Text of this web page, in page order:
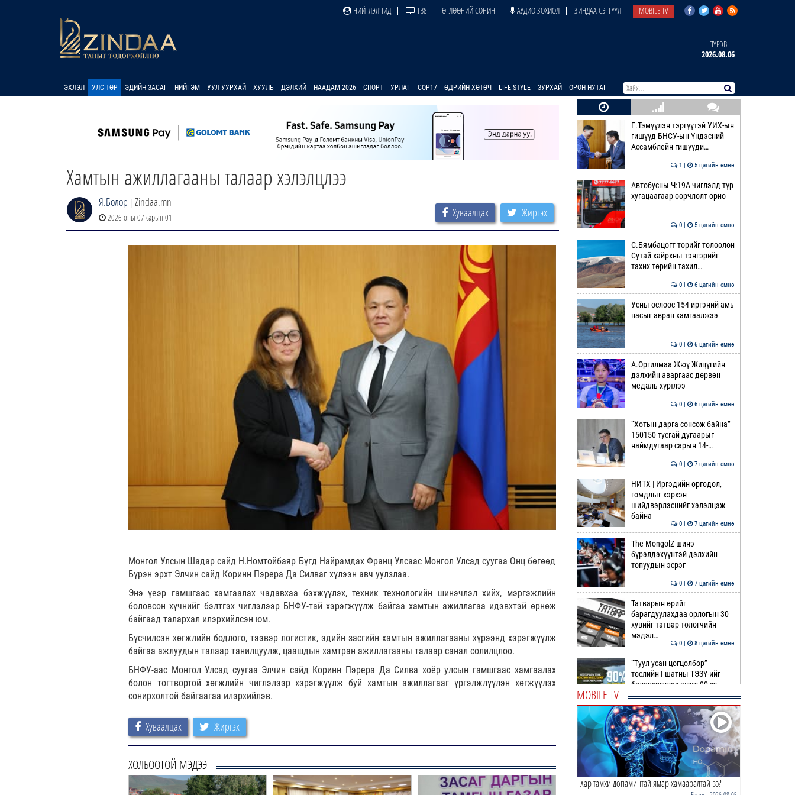
НИЙТЛЭЛЧИД ТВ8 ӨГЛӨӨНИЙ СОНИН АУДИО ЗОХИОЛ ЗИНДАА СЭТГҮҮЛ MOBILE TV
ПҮРЭВ
2026.08.06
ЭХЛЭЛ УЛС ТӨР ЭДИЙН ЗАСАГ НИЙГЭМ УУЛ УУРХАЙ ХУУЛЬ ДЭЛХИЙ НААДАМ-2026 СПОРТ УРЛАГ COP17 ӨДРИЙН ХӨТӨЧ LIFE STYLE ЗУРХАЙ ОРОН НУТАГ
Хамтын ажиллагааны талаар хэлэлцлээ
Я.Болор | Zindaa.mn
2026 оны 07 сарын 01 Хуваалцах Жиргэх
Монгол Улсын Шадар сайд Н.Номтойбаяр Бүгд Найрамдах Франц Улсаас Монгол Улсад суугаа Онц бөгөөд
Бүрэн эрхт Элчин сайд Коринн Пэрера Да Силваг хүлээн авч уулзлаа.
Энэ үеэр гамшгаас хамгаалах чадавхаа бэхжүүлэх, техник технологийн шинэчлэл хийх, мэргэжлийн
боловсон хүчнийг бэлтгэх чиглэлээр БНФУ-тай хэрэгжүүлж байгаа хамтын ажиллагаа идэвхтэй өрнөж
байгаад талархал илэрхийлсэн юм.
Бүсчилсэн хөгжлийн бодлого, тээвэр логистик, эдийн засгийн хамтын ажиллагааны хүрээнд хэрэгжүүлж
байгаа ажлуудын талаар танилцуулж, цаашдын хамтран ажиллагааны талаар санал солилцлоо.
БНФУ-аас Монгол Улсад суугаа Элчин сайд Коринн Пэрера Да Силва хоёр улсын гамшгаас хамгаалах
болон тогтвортой хөгжлийн чиглэлээр хэрэгжүүлж буй хамтын ажиллагааг үргэлжлүүлэн хөгжүүлэх
сонирхолтой байгаагаа илэрхийлэв.
Хуваалцах Жиргэх
ХОЛБООТОЙ МЭДЭЭ
Г.Тэмүүлэн тэргүүтэй УИХ-ын
гишүүд БНСУ-ын Үндэсний
Ассамблейн гишүүди…
1 | 5 цагийн өмнө
Автобусны Ч:19А чиглэлд түр
хугацаагаар өөрчлөлт орно
0 | 5 цагийн өмнө
С.Бямбацогт төрийг төлөөлөн
Сутай хайрхны тэнгэрийг
тахих төрийн тахил…
0 | 6 цагийн өмнө
Усны ослоос 154 иргэний амь
насыг авран хамгаалжээ
0 | 6 цагийн өмнө
А.Оргилмаа Жюү Жицүгийн
дэлхийн аваргаас дөрвөн
медаль хүртлээ
0 | 6 цагийн өмнө
“Хотын дарга сонсож байна”
150150 тусгай дугаарыг
наймдугаар сарын 14-…
0 | 7 цагийн өмнө
НИТХ | Иргэдийн өргөдөл,
гомдлыг хэрхэн
шийдвэрлэснийг хэлэлцэж
байна
0 | 7 цагийн өмнө
The MongolZ шинэ
бүрэлдэхүүнтэй дэлхийн
топуудын эсрэг
0 | 7 цагийн өмнө
Татварын өрийг
барагдуулахдаа орлогын 30
хувийг татвар төлөгчийн
мэдэл…
0 | 8 цагийн өмнө
“Туул усан цогцолбор”
төслийн I шатны ТЭЗҮ-ийг
боловсруулах ажил 90 ху…
Нийслэлийн иргэдийн
Төлөөлөгчдийн Хурлын
Ээлжит VIII хуралдаан
эхэллээ
0 | 8 цагийн өмнө
ТОО | Гадаад валютын нөөц
MOBILE TV
Хар тамхи допаминтай ямар хамааралтай вэ?